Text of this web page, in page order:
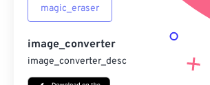
magic_eraser
image_converter
image_converter_desc